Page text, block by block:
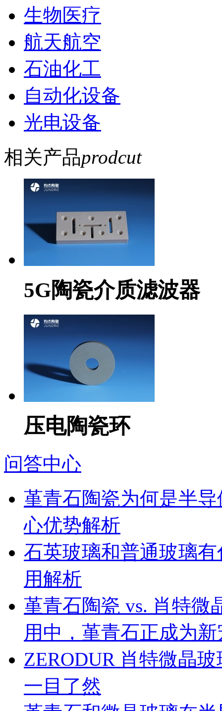
生物医疗
航天航空
石油化工
自动化设备
光电设备
相关产品prodcut
5G陶瓷介质滤波器
压电陶瓷环
问答中心
堇青石陶瓷为何是半
心优势解析
石英玻璃和普通玻璃
用解析
堇青石陶瓷 vs. 肖特微
用中，堇青石正成为
ZERODUR 肖特微晶
一目了然